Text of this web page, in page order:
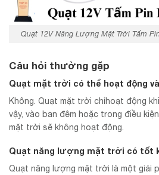
Quạt 12V Năng Lượng Mặt Trời Tấm
Câu hỏi thường gặp
Quạt mặt trời có thể hoạt động
Không. Quạt mặt trời chỉhoạt động
vậy, vào ban đêm hoặc trong điều
mặt trời sẽ không hoạt động.
Quạt năng lượng mặt trời có tốt
Quạt năng lượng mặt trời là một giải